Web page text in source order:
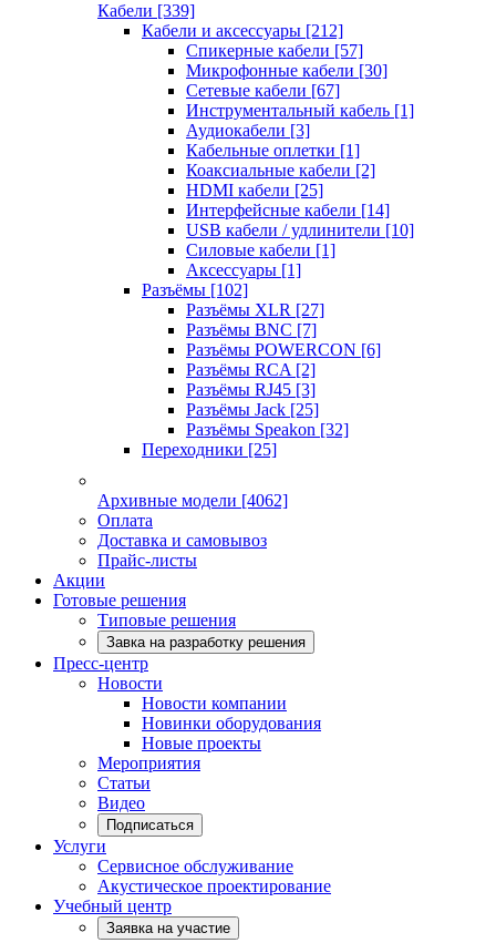
Кабели [339]
Кабели и аксессуары [212]
Спикерные кабели [57]
Микрофонные кабели [30]
Сетевые кабели [67]
Инструментальный кабель [1]
Аудиокабели [3]
Кабельные оплетки [1]
Коаксиальные кабели [2]
HDMI кабели [25]
Интерфейсные кабели [14]
USB кабели / удлинители [10]
Силовые кабели [1]
Аксессуары [1]
Разъёмы [102]
Разъёмы XLR [27]
Разъёмы BNC [7]
Разъёмы POWERCON [6]
Разъёмы RCA [2]
Разъёмы RJ45 [3]
Разъёмы Jack [25]
Разъёмы Speakon [32]
Переходники [25]
Архивные модели [4062]
Оплата
Доставка и самовывоз
Прайс-листы
Акции
Готовые решения
Типовые решения
Завка на разработку решения
Пресс-центр
Новости
Новости компании
Новинки оборудования
Новые проекты
Мероприятия
Статьи
Видео
Подписаться
Услуги
Сервисное обслуживание
Акустическое проектирование
Учебный центр
Заявка на участие